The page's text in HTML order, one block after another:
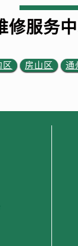
叉口劳力士售后
中心（需提前预
约）
约）
约）
预约）
权店3楼劳力士
力士售后服务
修服务
区 房山区 通